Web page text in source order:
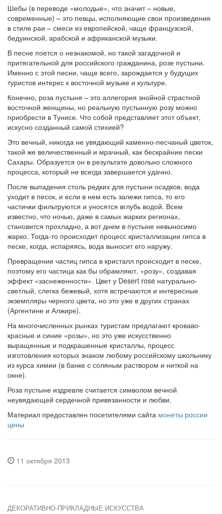
Шебы (в переводе «молодые», что значит – новые,
современные) – это певцы, исполняющие свои произведения
в стиле раи – смеси из европейской, чаще французской,
бедуинской, арабской и африканской музыки.
В песне поется о незнакомой, но такой загадочной и
притягательной для российского гражданина, розе пустыни.
Именно с этой песни, чаще всего, зарождается у будущих
туристов интерес к восточной музыке и культуре.
Конечно, роза пустыня – это аллегория знойной страстной
восточной женщины, но реальную пустынную розу можно
приобрести в Тунисе. Что собой представляет этот объект,
искусно созданный самой стихией?
Это вечный, никогда не увядающий каменно-песчаный цветок,
такой же величественный и мрачный, как бескрайние пески
Сахары. Образуется он в результате довольно сложного
процесса, который не всегда завершается удачно.
После выпадения столь редких для пустыни осадков, вода
уходит в песок, и если в нем есть залежи гипса, то его
частички фильтруются и уносятся вглубь водой. Всем
известно, что ночью, даже в самых жарких регионах,
становится прохладно, а вот днем в пустыне невыносимо
жарко. Тогда-то происходит процесс кристаллизации гипса в
песке, когда, испаряясь, вода выносит его наружу.
Превращение частиц гипса в кристалл происходит в песке,
поэтому его частица как бы обрамляют, «розу», создавая
эффект «заснеженности». Цвет у Desert rose натурально-
светлый, слегка бежевый, хотя встречаются и интересные
экземпляры черного цвета, но это уже в других странах
(Аргентине и Алжире).
На многочисленных рынках туристам предлагают кроваво-
красные и синие «розы», но это уже искусственно
выращенные и подкрашенные кристаллы, процесс
изготовления которых знаком любому российскому школьнику
из курса химии (в банке с соляным раствором и ниткой на
окне).
Роза пустыне издревле считается символом вечной
неувядающей сердечной привязанности и любви.
Материал предоставлен посетителями сайта монеты россии
цены
11 октября 2013
ДЕКОРАТИВНО-ПРИКЛАДНЫЕ ИСКУССТВА